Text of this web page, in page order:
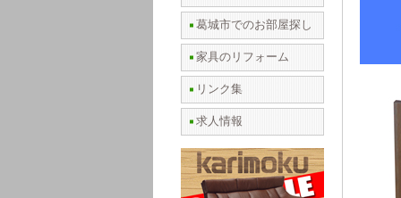
葛城市でのお部屋探し
家具のリフォーム
リンク集
求人情報